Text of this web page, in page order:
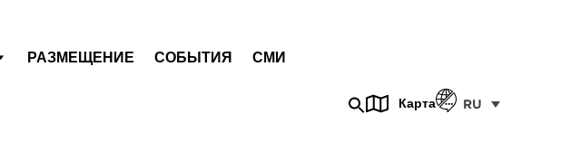
РАЗМЕЩЕНИЕ СОБЫТИЯ СМИ
Карта RU